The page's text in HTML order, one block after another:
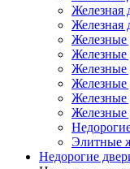
Железная
Железная
Железные
Железные
Железные
Железные
Железные
Элитные
Недорогие